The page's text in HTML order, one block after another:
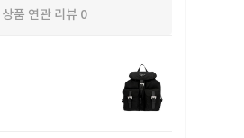
상품 연관 리뷰 0